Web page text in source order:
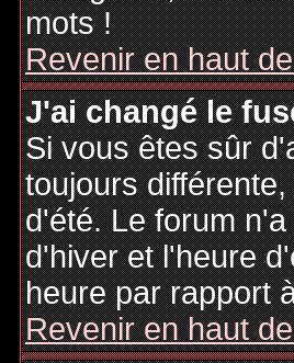
mots !
Revenir en haut
J'ai changé le
Si vous êtes sûr
toujours
d'été. Le forum
d'hiver et l'heure
heure par rapport
Revenir en haut